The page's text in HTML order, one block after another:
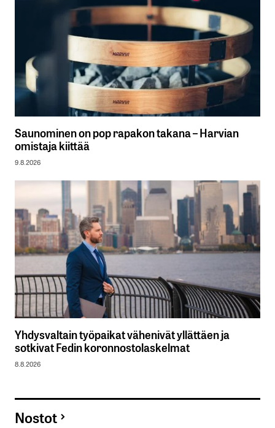
Saunominen on pop rapakon takana – Harvian
omistaja kiittää
9.8.2026
Yhdysvaltain työpaikat vähenivät yllättäen ja
sotkivat Fedin koronnostolaskelmat
8.8.2026
Nostot